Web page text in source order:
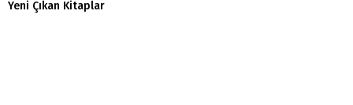
Yeni Çıkan Kitaplar